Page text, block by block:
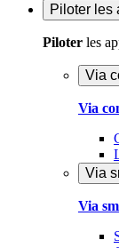
Piloter les
Piloter les
Via
Via
Via
Via